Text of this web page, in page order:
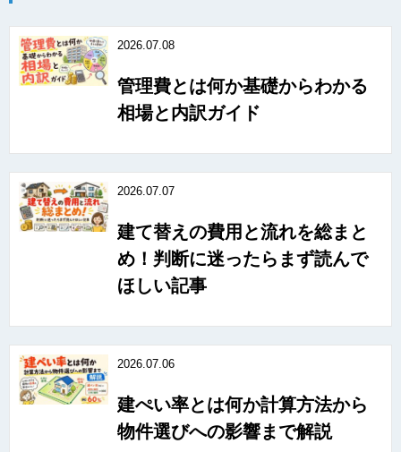
2026.07.08
管理費とは何か基礎からわかる
相場と内訳ガイド
2026.07.07
建て替えの費用と流れを総まと
め！判断に迷ったらまず読んで
ほしい記事
2026.07.06
建ぺい率とは何か計算方法から
物件選びへの影響まで解説